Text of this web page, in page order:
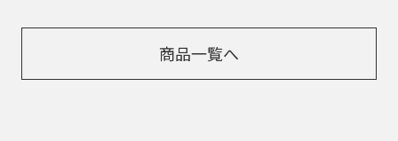
商品一覧へ